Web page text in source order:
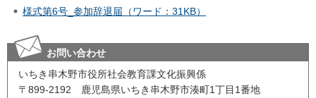
様式第6号_参加辞退届（ワード：31KB）
お問い合わせ
いちき串木野市役所社会教育課文化振興係
〒899-2192 鹿児島県いちき串木野市湊町1丁目1番地